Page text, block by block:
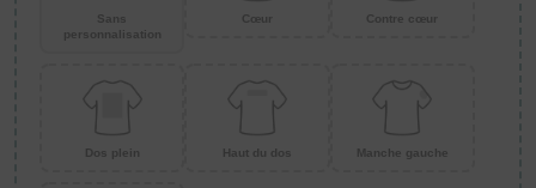
Sans
personnalisation
Cœur Contre cœur
Dos plein Haut du dos Manche gauche